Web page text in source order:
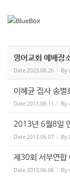
영어교회 예배장
Date2023.08.26 By
이혜균 집사 송별
Date2013.06.11 By
2013년 6월8일
Date2013.06.07 By
제30회 서부연합
Date2013.06.06 By
스
스